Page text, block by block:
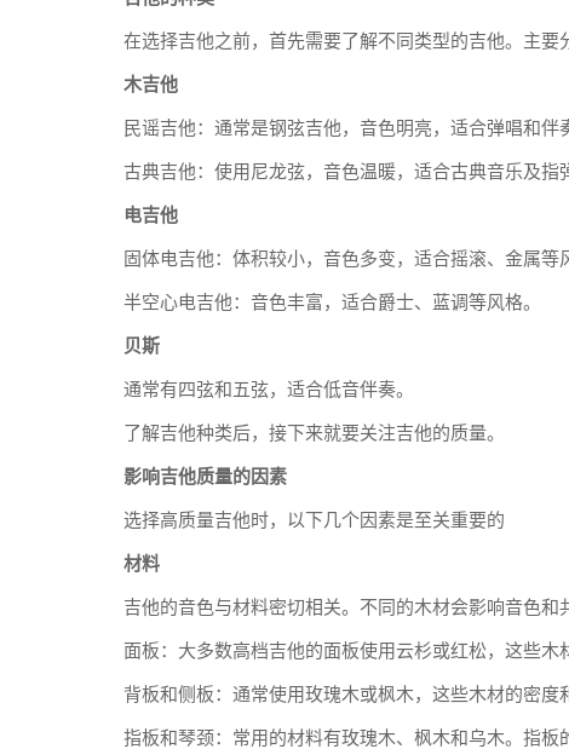
在选择吉他之前，首先需要了解不同类型的吉他。主要
木吉他
民谣吉他：通常是钢弦吉他，音色明亮，适合弹唱和伴
古典吉他：使用尼龙弦，音色温暖，适合古典音乐及指
电吉他
固体电吉他：体积较小，音色多变，适合摇滚、金属等
半空心电吉他：音色丰富，适合爵士、蓝调等风格。
贝斯
通常有四弦和五弦，适合低音伴奏。
了解吉他种类后，接下来就要关注吉他的质量。
影响吉他质量的因素
选择高质量吉他时，以下几个因素是至关重要的
材料
吉他的音色与材料密切相关。不同的木材会影响音色和
面板：大多数高档吉他的面板使用云杉或红松，这些木
背板和侧板：通常使用玫瑰木或枫木，这些木材的密度
指板和琴颈：常用的材料有玫瑰木、枫木和乌木。指板